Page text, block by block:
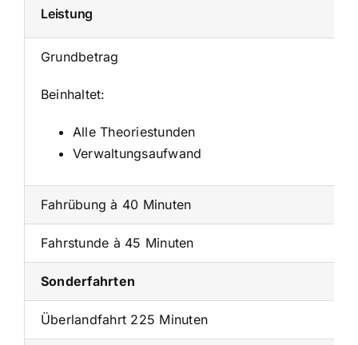
Leistung
Grundbetrag
Beinhaltet:
Alle Theoriestunden
Verwaltungsaufwand
Fahrübung à 40 Minuten
Fahrstunde à 45 Minuten
Sonderfahrten
Überlandfahrt 225 Minuten